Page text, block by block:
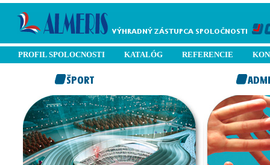
PROFIL SPOLOCNOSTI KATALÓG REFERENCIE